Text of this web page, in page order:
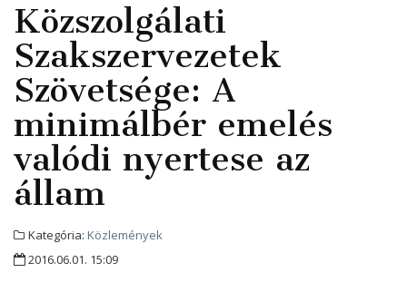
Közszolgálati
Szakszervezetek
Szövetsége: A
minimálbér emelés
valódi nyertese az
állam
Kategória: Közlemények
2016.06.01. 15:09